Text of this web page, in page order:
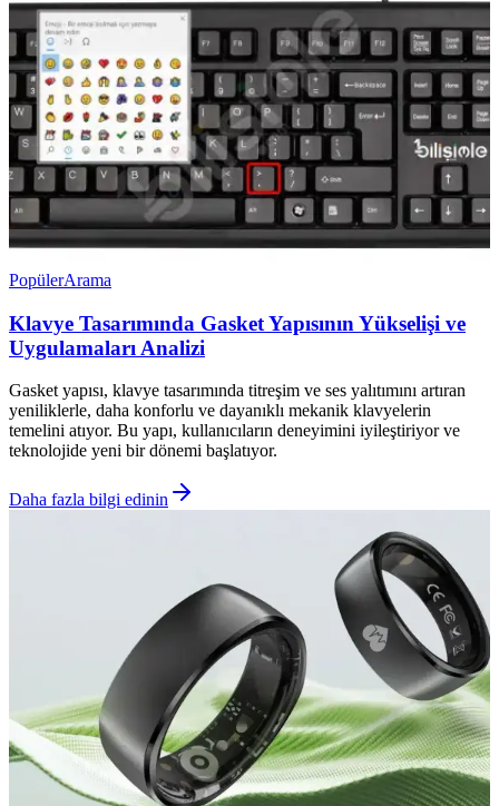
PopülerArama
Klavye Tasarımında Gasket Yapısının Yükselişi ve
Uygulamaları Analizi
Gasket yapısı, klavye tasarımında titreşim ve ses yalıtımını artıran
yeniliklerle, daha konforlu ve dayanıklı mekanik klavyelerin
temelini atıyor. Bu yapı, kullanıcıların deneyimini iyileştiriyor ve
teknolojide yeni bir dönemi başlatıyor.
Daha fazla bilgi edinin